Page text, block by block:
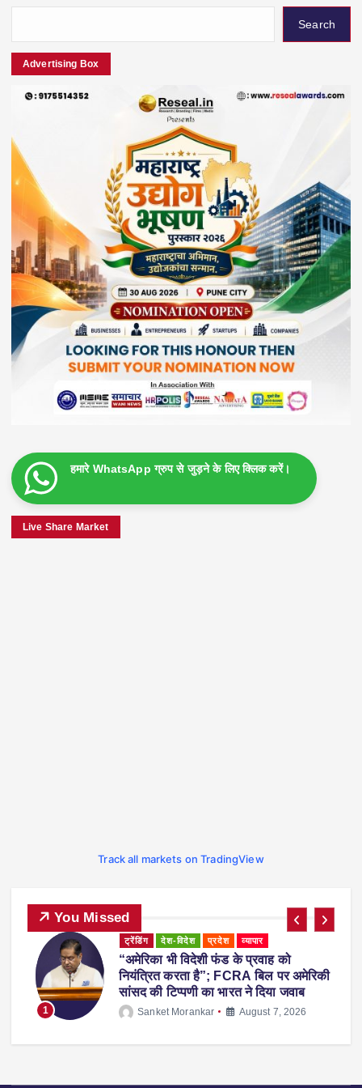
Search
Advertising Box
हमारे WhatsApp ग्रुप से जुड़ने के लिए क्लिक करें।
Live Share Market
Track all markets on TradingView
You Missed
1
ट्रेंडिंग देश-विदेश प्रदेश व्यापार
“अमेरिका भी विदेशी फंड के प्रवाह को
नियंत्रित करता है”; FCRA बिल पर अमेरिकी
सांसद की टिप्पणी का भारत ने दिया जवाब
Sanket Morankar August 7, 2026